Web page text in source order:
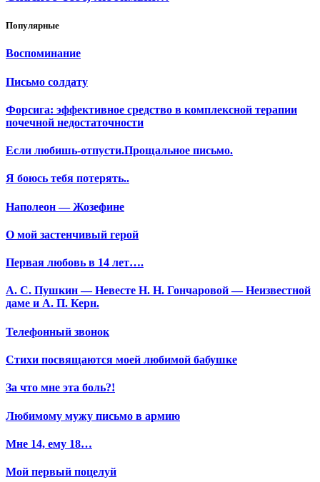
Популярные
Воспоминание
Письмо солдату
Форсига: эффективное средство в комплексной терапии
почечной недостаточности
Если любишь-отпусти.Прощальное письмо.
Я боюсь тебя потерять..
Наполеон — Жозефине
О мой застенчивый герой
Первая любовь в 14 лет….
А. С. Пушкин — Невесте Н. Н. Гончаровой — Неизвестной
даме и А. П. Керн.
Телефонный звонок
Стихи посвящаются моей любимой бабушке
За что мне эта боль?!
Любимому мужу письмо в армию
Мне 14, ему 18…
Мой первый поцелуй